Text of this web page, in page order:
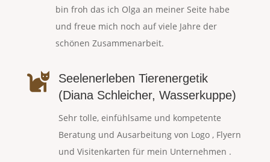
bin froh das ich Olga an meiner Seite habe
und freue mich noch auf viele Jahre der
schönen Zusammenarbeit.

Seelenerleben Tierenergetik
(Diana Schleicher, Wasserkuppe)
Sehr tolle, einfühlsame und kompetente
Beratung und Ausarbeitung von Logo , Flyern
und Visitenkarten für mein Unternehmen .